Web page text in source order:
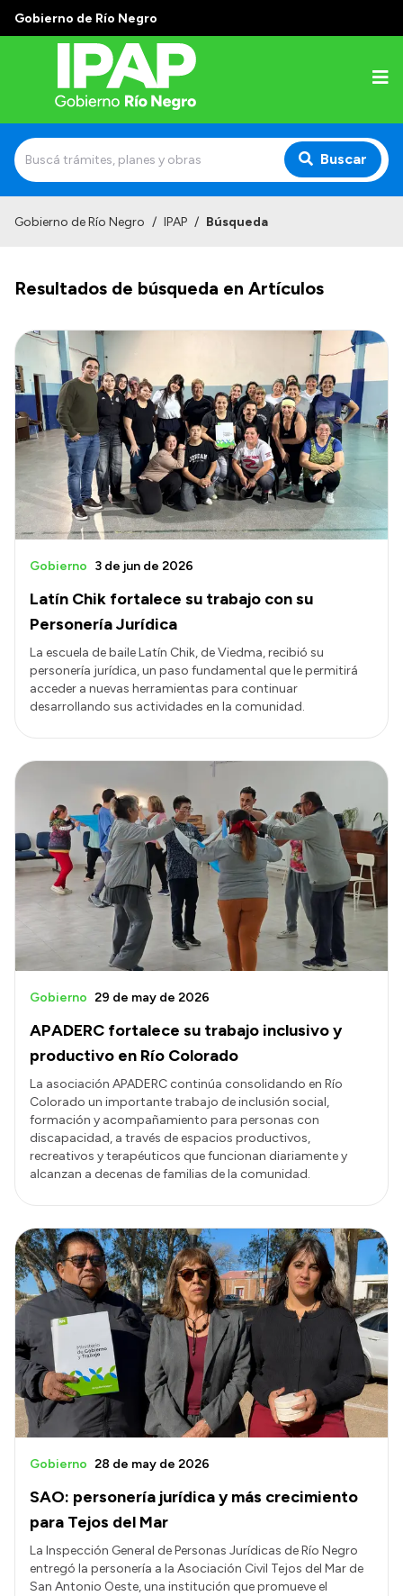
Gobierno de Río Negro
Buscar
El IPAP
Autoridades
Alumnos
Docentes y Capacitadores
Delegaciones
Normativa
Accesos directos
SIU GUARANÍ
TECNICATURAS
CAPACITACIONES
Gobierno de Río Negro / IPAP / Búsqueda
Resultados de búsqueda en Artículos
Latín Chik fortalece su trabajo con su
Personería Jurídica
Gobierno 3 de jun de 2026
La escuela de baile Latín Chik, de Viedma, recibió su
personería jurídica, un paso fundamental que le permitirá
acceder a nuevas herramientas para continuar
desarrollando sus actividades en la comunidad.
APADERC fortalece su trabajo inclusivo y
productivo en Río Colorado
Gobierno 29 de may de 2026
La asociación APADERC continúa consolidando en Río
Colorado un importante trabajo de inclusión social,
formación y acompañamiento para personas con
discapacidad, a través de espacios productivos,
recreativos y terapéuticos que funcionan diariamente y
alcanzan a decenas de familias de la comunidad.
SAO: personería jurídica y más crecimiento
para Tejos del Mar
Gobierno 28 de may de 2026
La Inspección General de Personas Jurídicas de Río Negro
entregó la personería a la Asociación Civil Tejos del Mar de
San Antonio Oeste, una institución que promueve el